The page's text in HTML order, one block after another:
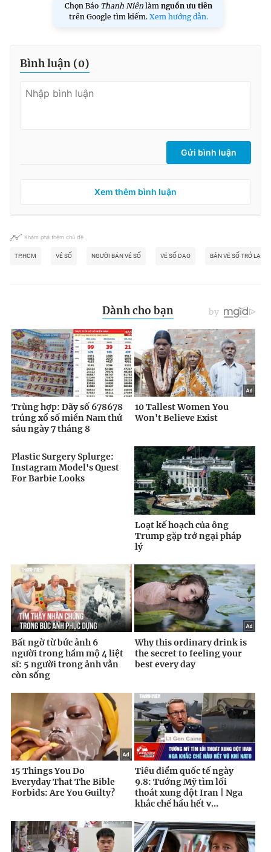
Chọn Báo Thanh Niên làm nguồn ưu tiên
trên Google tìm kiếm. Xem hướng dẫn.
Bình luận (0)
Gửi bình luận
Xem thêm bình luận
Khám phá thêm chủ đề
TP.HCM VÉ SỐ NGƯỜI BÁN VÉ SỐ VÉ SỐ DẠO BÁN VÉ SỐ TRỞ LẠI